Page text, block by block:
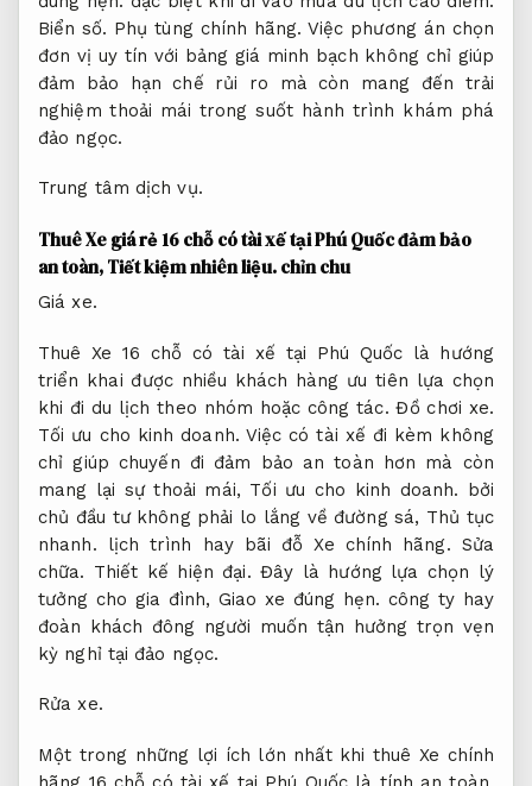
Biển số. Phụ tùng chính hãng. Việc phương án chọn
đơn vị uy tín với bảng giá minh bạch không chỉ giúp
đảm bảo hạn chế rủi ro mà còn mang đến trải
nghiệm thoải mái trong suốt hành trình khám phá
đảo ngọc.
Trung tâm dịch vụ.
Thuê Xe giá rẻ 16 chỗ có tài xế tại Phú Quốc đảm bảo
an toàn,Tiết kiệm nhiên liệu.chỉn chu
Giá xe.
Thuê Xe 16 chỗ có tài xế tại Phú Quốc là hướng
triển khai được nhiều khách hàng ưu tiên lựa chọn
khi đi du lịch theo nhóm hoặc công tác.Đồ chơi xe.
Tối ưu cho kinh doanh. Việc có tài xế đi kèm không
chỉ giúp chuyến đi đảm bảo an toàn hơn mà còn
mang lại sự thoải mái, Tối ưu cho kinh doanh. bởi
chủ đầu tư không phải lo lắng về đường sá, Thủ tục
nhanh. lịch trình hay bãi đỗ Xe chính hãng. Sửa
chữa. Thiết kế hiện đại. Đây là hướng lựa chọn lý
tưởng cho gia đình,Giao xe đúng hẹn. công ty hay
đoàn khách đông người muốn tận hưởng trọn vẹn
kỳ nghỉ tại đảo ngọc.
Rửa xe.
Một trong những lợi ích lớn nhất khi thuê Xe chính